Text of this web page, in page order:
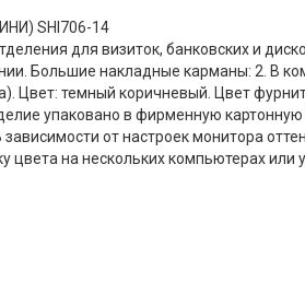
SHI706-14
для визиток, банковских и
Большие накладные карманы: 2. В
Цвет: темный коричневый. Цвет
упаковано в фирменную
от настроек монитора
цвета на нескольких компьютерах